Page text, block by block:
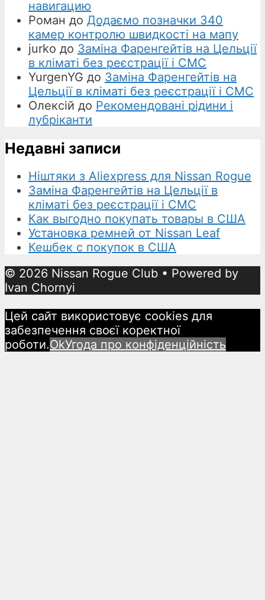
навигацию
Роман до Додаємо позначки 340
камер контролю швидкості на мапу
jurko до Заміна Фаренгейтів на Цельції
в кліматі без реєстрації і СМС
YurgenYG до Заміна Фаренгейтів на
Цельції в кліматі без реєстрації і СМС
Олексій до Рекомендовані рідини і
лубріканти
Недавні записи
Ніштяки з Aliexpress для Nissan Rogue
Заміна Фаренгейтів на Цельції в
кліматі без реєстрації і СМС
Как выгодно покупать товары в США
Установка ремней от Nissan Leaf
Кешбек с покупок в США
© 2026 Nissan Rogue Club • Powered by
Ivan Chornyi
Цей сайт використовує cookies для
забезпечення своєї коректної
роботи.OkУгода про конфіденційність